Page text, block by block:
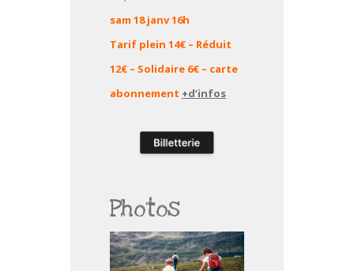
sam 18 janv 16h
Tarif plein 14€ – Réduit
12€ – Solidaire 6€ – carte
abonnement +d’infos
Photos